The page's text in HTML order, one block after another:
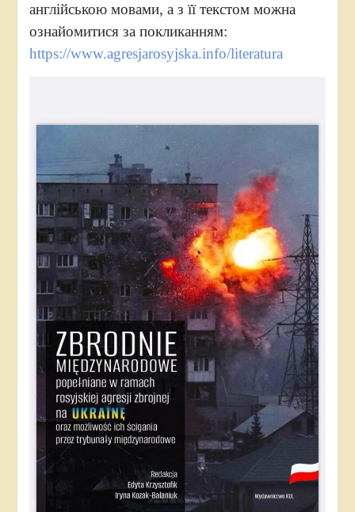
англійською мовами, а з її текстом можна
ознайомитися за покликанням:
https://www.agresjarosyjska.info/literatura